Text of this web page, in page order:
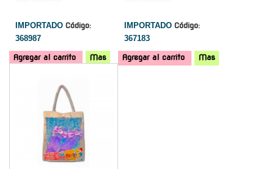
IMPORTADO Código:
368987
Agregar al carrito Mas
IMPORTADO Código:
367183
Agregar al carrito
Mas